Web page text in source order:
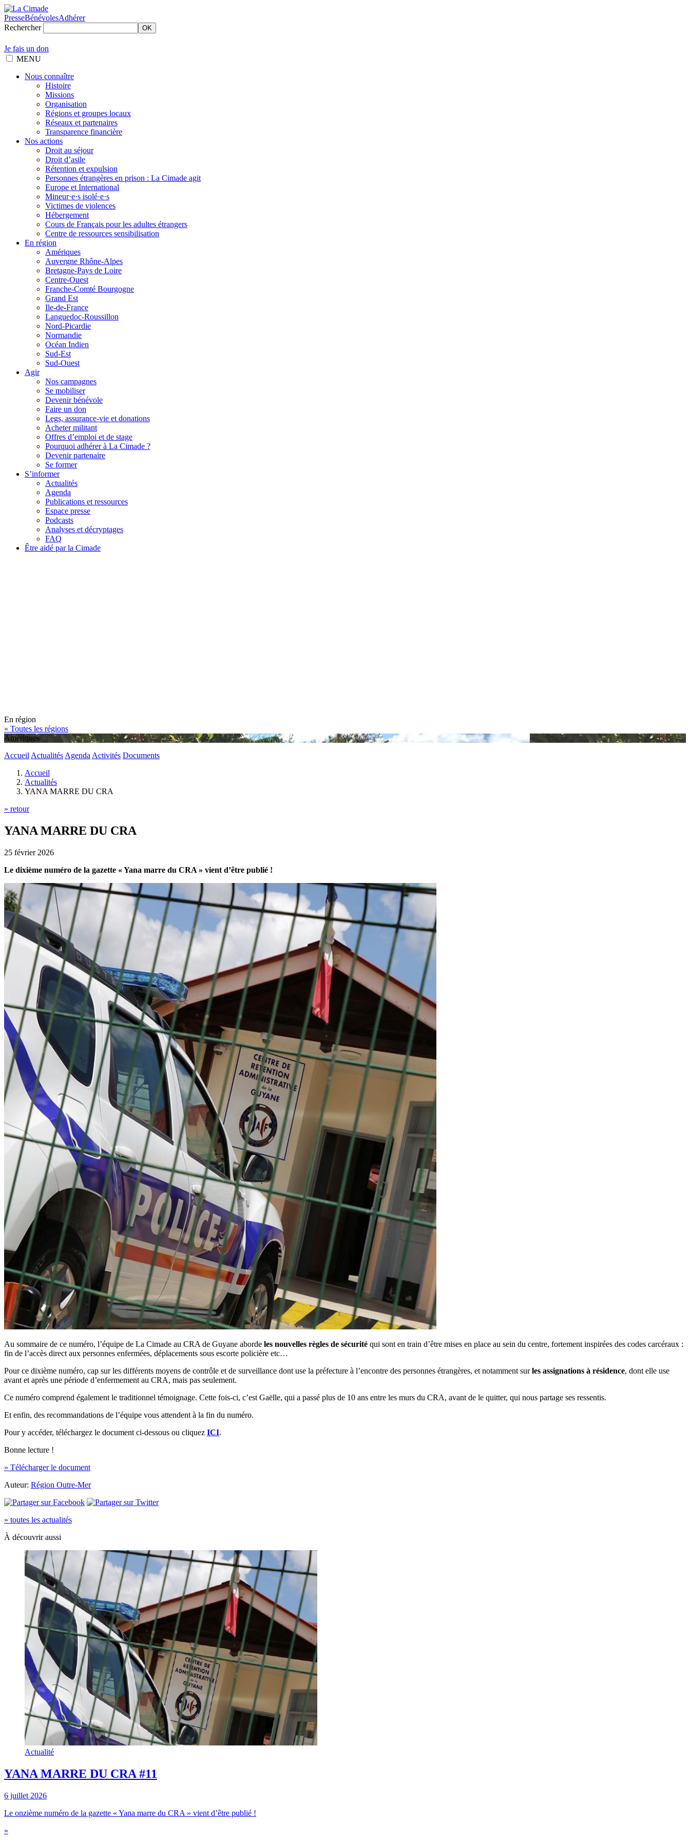
PresseBénévolesAdhérer
Rechercher
OK
Je fais un don
MENU
Nous connaître
Histoire
Missions
Organisation
Régions et groupes locaux
Réseaux et partenaires
Transparence financière
Nos actions
Droit au séjour
Droit d’asile
Rétention et expulsion
Personnes étrangères en prison : La Cimade agit
Europe et International
Mineur·e·s isolé·e·s
Victimes de violences
Hébergement
Cours de Français pour les adultes étrangers
Centre de ressources sensibilisation
En région
Amériques
Auvergne Rhône-Alpes
Bretagne-Pays de Loire
Centre-Ouest
Franche-Comté Bourgogne
Grand Est
Ile-de-France
Languedoc-Roussillon
Nord-Picardie
Normandie
Océan Indien
Sud-Est
Sud-Ouest
Agir
Nos campagnes
Se mobiliser
Devenir bénévole
Faire un don
Legs, assurance-vie et donations
Acheter militant
Offres d’emploi et de stage
Pourquoi adhérer à La Cimade ?
Devenir partenaire
Se former
S’informer
Actualités
Agenda
Publications et ressources
Espace presse
Podcasts
Analyses et décryptages
FAQ
Être aidé par la Cimade
En région
« Toutes les régions
Amériques
Accueil Actualités Agenda Activités Documents
Accueil
Actualités
YANA MARRE DU CRA
» retour
YANA MARRE DU CRA
25 février 2026
Le dixième numéro de la gazette « Yana marre du CRA » vient d’être publié !
Au sommaire de ce numéro, l’équipe de La Cimade au CRA de Guyane aborde les nouvelles règles de sécurité qui sont en train d’être mises en place au sein du centre, fortement inspirées des codes carcéraux :
fin de l’accès direct aux personnes enfermées, déplacements sous escorte policière etc…
Pour ce dixième numéro, cap sur les différents moyens de contrôle et de surveillance dont use la préfecture à l’encontre des personnes étrangères, et notamment surles assignations à résidence, dont elle use
avant et après une période d’enfermement au CRA, mais pas seulement.
Ce numéro comprend également le traditionnel témoignage. Cette fois-ci, c’est Gaëlle, qui a passé plus de 10 ans entre les murs du CRA, avant de le quitter, qui nous partage ses ressentis.
Et enfin, des recommandations de l’équipe vous attendent à la fin du numéro.
Pour y accéder, téléchargez le document ci-dessous ou cliquez ICI.
Bonne lecture !
» Télécharger le document
Auteur: Région Outre-Mer
» toutes les actualités
À découvrir aussi
Actualité
YANA MARRE DU CRA #11
6 juillet 2026
Le onzième numéro de la gazette « Yana marre du CRA » vient d’être publié !
»